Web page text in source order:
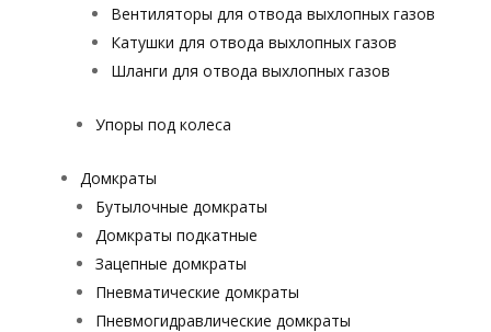
Вентиляторы для отвода выхлопных газов
Катушки для отвода выхлопных газов
Шланги для отвода выхлопных газов
Упоры под колеса
Домкраты
Бутылочные домкраты
Домкраты подкатные
Зацепные домкраты
Пневматические домкраты
Пневмогидравлические домкраты